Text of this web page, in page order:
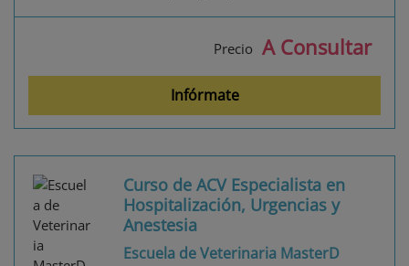
Precio A Consultar
Infórmate
Curso de ACV Especialista en
Hospitalización, Urgencias y
Anestesia
Escuela de Veterinaria MasterD